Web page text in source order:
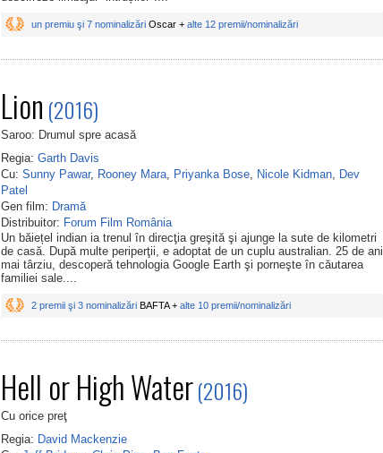
un premiu şi 7 nominalizări Oscar + alte 12 premii/nominalizări
Lion (2016)
Saroo: Drumul spre acasă
Regia: Garth Davis
Cu: Sunny Pawar, Rooney Mara, Priyanka Bose, Nicole Kidman, Dev
Patel
Gen film: Dramă
Distribuitor: Forum Film România
Un băiețel indian ia trenul în direcţia greşită şi ajunge la sute de kilometri
de casă. După multe periperţii, e adoptat de un cuplu australian. 25 de ani
mai târziu, descoperă tehnologia Google Earth şi porneşte în căutarea
familiei sale....
2 premii şi 3 nominalizări BAFTA + alte 10 premii/nominalizări
Hell or High Water(2016)
Cu orice preţ
Regia: David Mackenzie